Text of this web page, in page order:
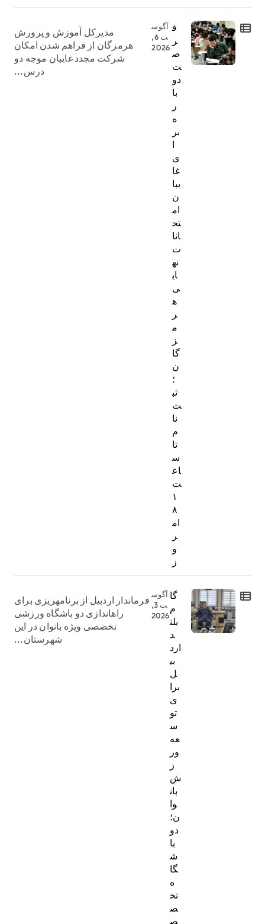
ف
ر
ص
ت
دو
با
ر
ه
بر
ا
ی
غا
یبا
ن
ام
تح
انا
ت
نه
ای
ی
ه
ر
م
ز
گا
ن
؛
ثب
ت‌
نا
م
تا
س
اع
ت
۱
۸
ام
ر
و
ز
آگوس
ت 6,
2026
مدیرکل آموزش و پرورش
هرمزگان از فراهم شدن امکان
شرکت مجدد غایبان موجه دو
درس...
گا
م
بلن
د
ارد
بی
ل
برا
ی
تو
س
عه
ور
ز
ش
بان
وا
ن؛
دو
با
ش
گا
ه
تخ
ص
ص
آگوس
ت 3,
2026
فرماندار اردبیل از برنامهریزی برای
راهاندازی دو باشگاه ورزشی
تخصصی ویژه بانوان در این
شهرستان...